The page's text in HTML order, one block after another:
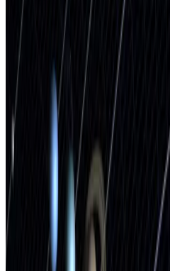
Über uns
Studios
Gutscheine